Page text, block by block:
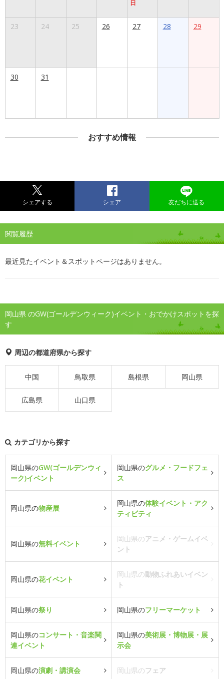
日
23 24 25 26 27 28 29
30 31
おすすめ情報
シェアする シェア 友だちに送る
閲覧履歴
最近見たイベント＆スポットページはありません。
岡山県 のGW(ゴールデンウィーク)イベント・おでかけスポットを探
す
周辺の都道府県から探す
中国 鳥取県 島根県 岡山県
広島県 山口県
カテゴリから探す
岡山県のGW(ゴールデンウィ
ーク)イベント
岡山県のグルメ・フードフェ
ス
岡山県の物産展
岡山県の体験イベント・アク
ティビティ
岡山県の無料イベント
岡山県のアニメ・ゲームイベ
ント
岡山県の花イベント
岡山県の動物ふれあいイベン
ト
岡山県の祭り 岡山県のフリーマーケット
岡山県のコンサート・音楽関
連イベント
岡山県の美術展・博物展・展
示会
岡山県の演劇・講演会 岡山県のフェア